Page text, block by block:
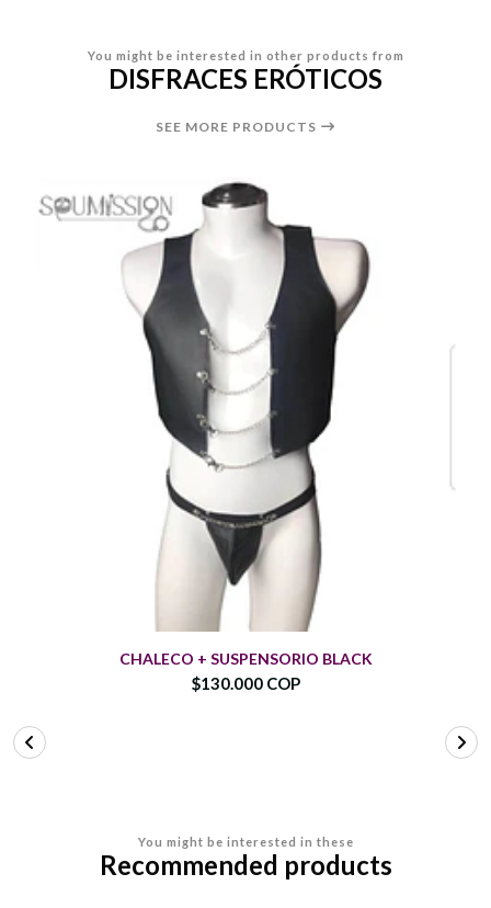
You might be interested in other products from
DISFRACES ERÓTICOS
SEE MORE PRODUCTS
CHALECO + SUSPENSORIO BLACK
$130.000 COP
You might be interested in these
Recommended products